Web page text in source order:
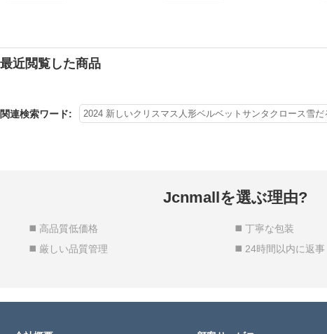
最近閲覧した商品
関連検索ワード: 2024 新しいクリスマス人形ベルベットサンタクロース雪
Jcnmallを選ぶ理由?
◼️ 高品質低価格
◼️ 丁寧な包装
◼️ 厳しい品質管理
◼️ 24時間以内に返事